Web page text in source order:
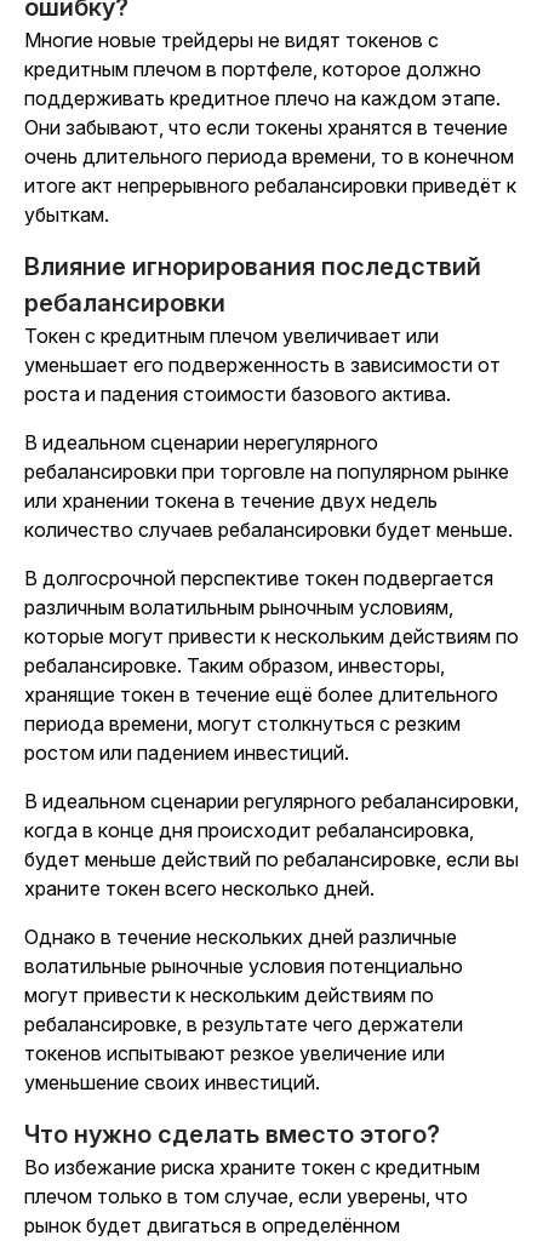
ошибку?
Многие новые трейдеры не видят токенов с
кредитным плечом в портфеле, которое должно
поддерживать кредитное плечо на каждом этапе.
Они забывают, что если токены хранятся в течение
очень длительного периода времени, то в конечном
итоге акт непрерывного ребалансировки приведёт к
убыткам.
Влияние игнорирования последствий
ребалансировки
Токен с кредитным плечом увеличивает или
уменьшает его подверженность в зависимости от
роста и падения стоимости базового актива.
В идеальном сценарии нерегулярного
ребалансировки при торговле на популярном рынке
или хранении токена в течение двух недель
количество случаев ребалансировки будет меньше.
В долгосрочной перспективе токен подвергается
различным волатильным рыночным условиям,
которые могут привести к нескольким действиям по
ребалансировке. Таким образом, инвесторы,
хранящие токен в течение ещё более длительного
периода времени, могут столкнуться с резким
ростом или падением инвестиций.
В идеальном сценарии регулярного ребалансировки,
когда в конце дня происходит ребалансировка,
будет меньше действий по ребалансировке, если вы
храните токен всего несколько дней.
Однако в течение нескольких дней различные
волатильные рыночные условия потенциально
могут привести к нескольким действиям по
ребалансировке, в результате чего держатели
токенов испытывают резкое увеличение или
уменьшение своих инвестиций.
Что нужно сделать вместо этого?
Во избежание риска храните токен с кредитным
плечом только в том случае, если уверены, что
рынок будет двигаться в определённом